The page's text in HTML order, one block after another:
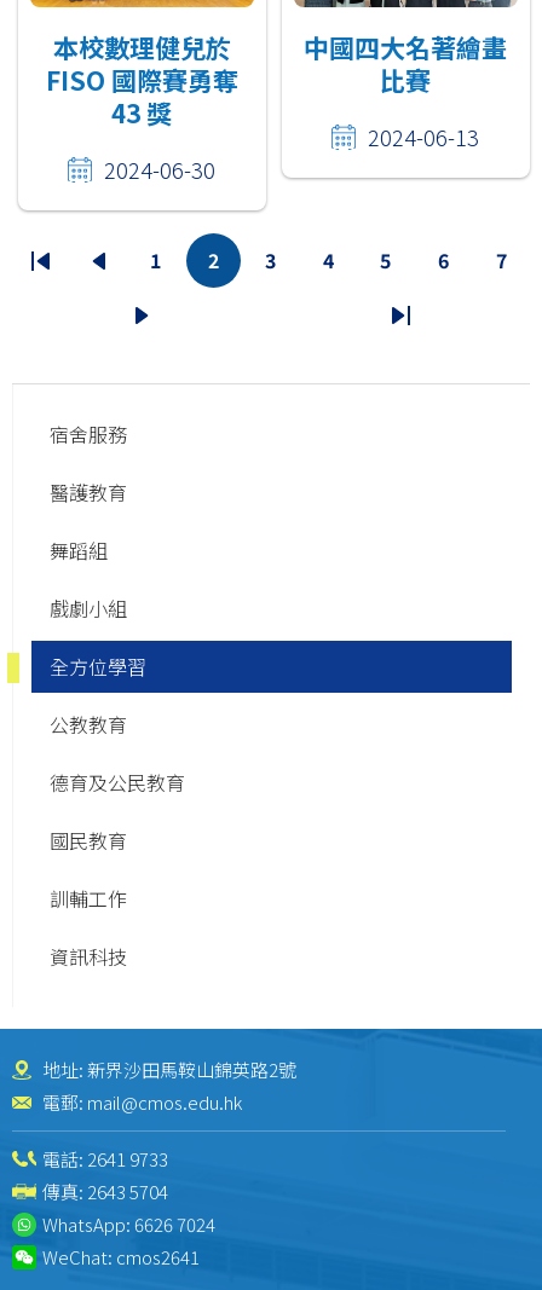
本校數理健兒於
FISO 國際賽勇奪
43 獎
2024-06-30
中國四大名著繪畫
比賽
2024-06-13
Pagination
First
Previous
page
頁
1
目
2
頁
3
頁
4
頁
面
5
頁
6
頁
7
下
Last
navigation
宿舍服務
醫護教育
舞蹈組
戲劇小組
全方位學習
公教教育
德育及公民教育
國民教育
訓輔工作
資訊科技
地址: 新界沙田馬鞍山錦英路2號
電郵: mail@cmos.edu.hk
電話: 2641 9733
傳真: 2643 5704
WhatsApp:6626 7024
WeChat: cmos2641